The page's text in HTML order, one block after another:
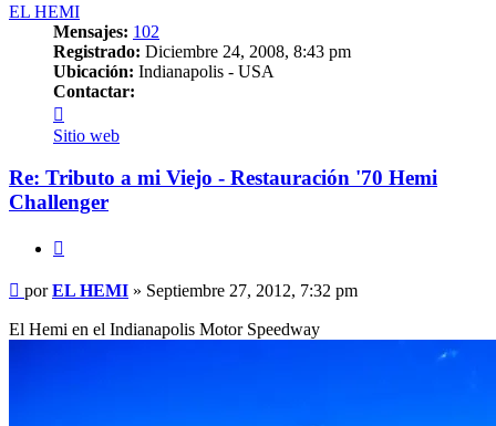
EL HEMI
Mensajes: 102
Registrado: Diciembre 24, 2008, 8:43 pm
Ubicación: Indianapolis - USA
Contactar:
EL
HEMI
Sitio web
Re: Tributo a mi Viejo - Restauración '70 Hemi
Challenger
Mensaje
sin
leer
porEL HEMI » Septiembre 27, 2012, 7:32 pm
El Hemi en el Indianapolis Motor Speedway